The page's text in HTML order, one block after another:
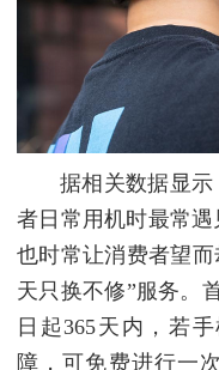
据相关数据显
者日常用机时最常
也时常让消费者望
天只换不修”服务。
日起365天内，若
障，可免费进行一